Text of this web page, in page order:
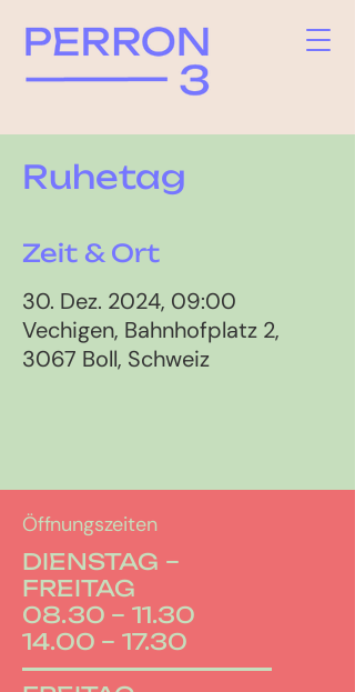
Ruhetag
Zeit & Ort
30. Dez. 2024, 09:00
Vechigen, Bahnhofplatz 2,
3067 Boll, Schweiz
Öffnungszeiten
DIENSTAG –
FREITAG
08.30 – 11.30
14.00 – 17.30